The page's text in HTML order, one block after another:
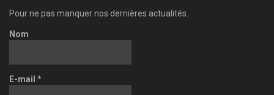
Pour ne pas manquer nos dernières actualités.
Nom
E-mail *